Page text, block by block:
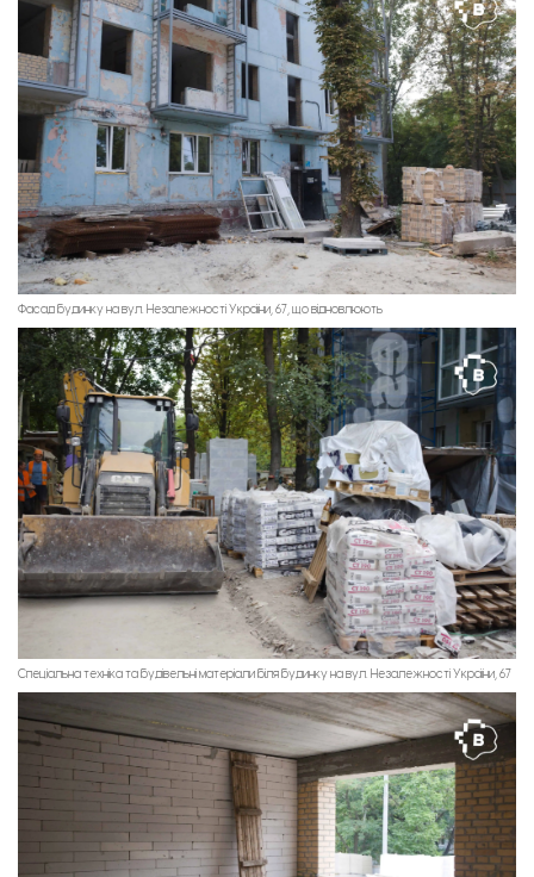
Фасад будинку на вул. Незалежності України, 67, що відновлюють
Спеціальна техніка та будівельні матеріали біля будинку на вул. Незалежності України, 67